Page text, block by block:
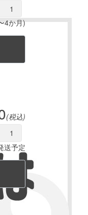
4か月)
(税込)
送予定